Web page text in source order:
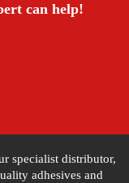
can help!
specialist distributor,
adhesives and